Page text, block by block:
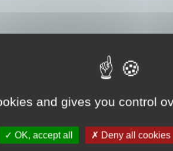
and gives you control
OK, accept all Deny all cookies